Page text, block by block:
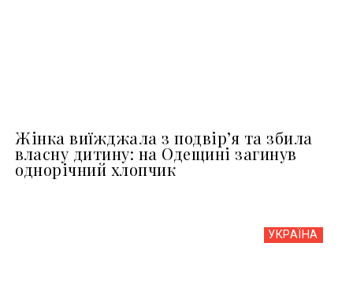
Жінка виїжджала з подвір’я та збила
власну дитину: на Одещині загинув
однорічний хлопчик
УКРАЇНА